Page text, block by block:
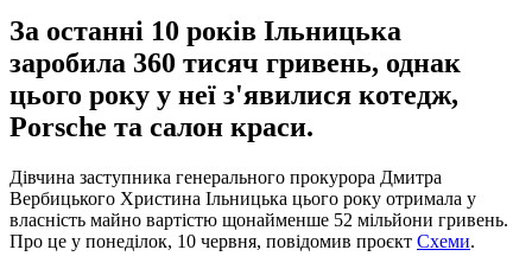
За останні 10 років Ільницька
заробила 360 тисяч гривень, однак
цього року у неї з'явилися котедж,
Porsche та салон краси.
Дівчина заступника генерального прокурора Дмитра
Вербицького Христина Ільницька цього року отримала у
власність майно вартістю щонайменше 52 мільйони гривень.
Про це у понеділок, 10 червня, повідомив проєкт Схеми.